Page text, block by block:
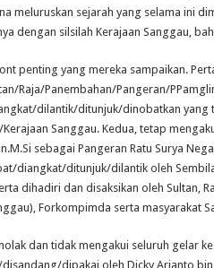
meluruskan sejarah yang selama ini
dengan silsilah Kerajaan Sanggau,
penting yang mereka sampaikan.
Raja/Panembahan/Pangeran/
dilantik/ditunjuk/dinobatkan yang
Sanggau. Kedua, tetap
sebagai Pangeran Ratu Surya
diangkat/ditunjuk/dilantik oleh
dihadiri dan disaksikan oleh Sultan,
Forkompimda serta masyarakat
dan tidak mengakui seluruh gelar
dipakai oleh Dicky Arianto